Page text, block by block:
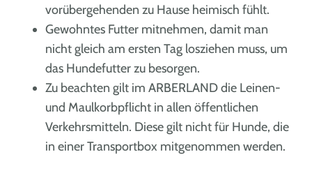
vorübergehenden zu Hause heimisch fühlt.
Gewohntes Futter mitnehmen, damit man
nicht gleich am ersten Tag losziehen muss, um
das Hundefutter zu besorgen.
Zu beachten gilt im ARBERLAND die Leinen-
und Maulkorbpflicht in allen öffentlichen
Verkehrsmitteln. Diese gilt nicht für Hunde, die
in einer Transportbox mitgenommen werden.